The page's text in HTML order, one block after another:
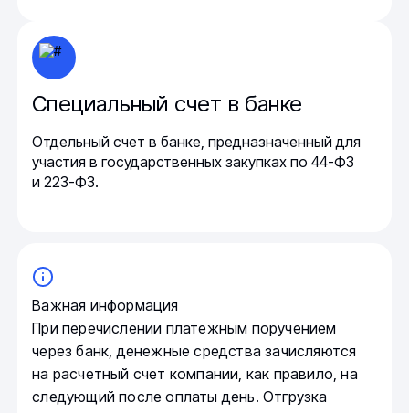
Специальный счет в банке
Отдельный счет в банке, предназначенный для
участия в государственных закупках по 44-ФЗ
и 223-ФЗ.
Важная информация
При перечислении платежным поручением
через банк, денежные средства зачисляются
на расчетный счет компании, как правило, на
следующий после оплаты день. Отгрузка